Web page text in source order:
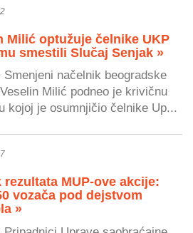
Milić optužuje čelnike UKP
smestili Slučaj Senjak »
Smenjeni načelnik beogradske
Milić podneo je krivičnu
kojoj je osumnjičio čelnike Up...
rezultata MUP-ove akcije:
vozača pod dejstvom
»